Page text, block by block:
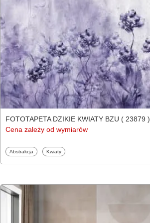
FOTOTAPETA DZIKIE KWIATY BZU ( 23879 )
Cena zależy od wymiarów
Fototapety
Abstrakcja Fototapety
Kwiaty